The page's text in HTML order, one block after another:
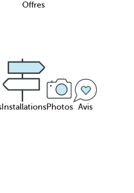
Offres
InstallationsPhotos Avis